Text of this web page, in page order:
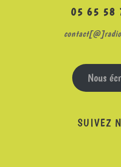
05 65 58
Nous
SUIVEZ